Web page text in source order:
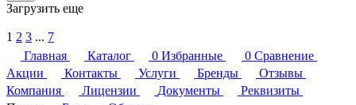
Загрузить еще
1 2 3 ... 7
Главная
Каталог 0 Избранные 0 Сравнение
Акции
Контакты Услуги Бренды
Отзывы
Компания
Лицензии Документы
Реквизиты